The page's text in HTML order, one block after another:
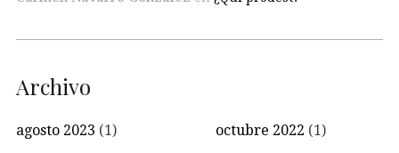
Archivo
agosto 2023 (1) octubre 2022 (1)